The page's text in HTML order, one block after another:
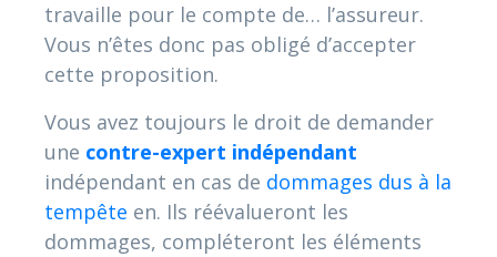
travaille pour le compte de… l’assureur.
Vous n’êtes donc pas obligé d’accepter
cette proposition.
Vous avez toujours le droit de demander
une contre-expert indépendant
indépendant en cas de dommages dus à la
tempête en. Ils réévalueront les
dommages, compléteront les éléments